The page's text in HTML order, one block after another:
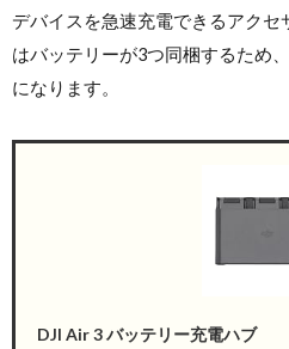
デバイスを急速充電できるアクセ
はバッテリーが3つ同梱するため
になります。
DJI Air 3 バッテリー充電ハブ